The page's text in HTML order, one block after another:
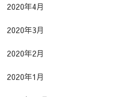
2020年4月
2020年3月
2020年2月
2020年1月